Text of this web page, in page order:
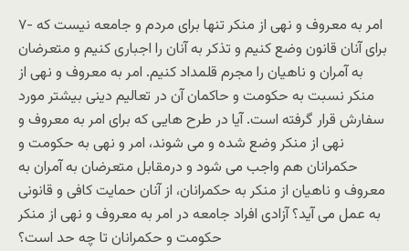
۷- امر به معروف و نهی از منکر تنها برای مردم و جامعه نيست که
برای آنان قانون وضع کنيم و تذکر به آنان را اجباری کنيم و متعرضان
به آمران و ناهيان را مجرم قلمداد کنيم. امر به معروف و نهی از
منکر نسبت به حکومت و حاکمان آن در تعاليم دينی بيشتر مورد
سفارش قرار گرفته است. آيا در طرح هايی که برای امر به معروف و
نهی از منکر وضع شده و می شوند، امر و نهی به حکومت و
حکمرانان هم واجب می شود و درمقابل متعرضان به آمران به
معروف و ناهيان از منکر به حکمرانان، از آنان حمايت کافی و قانونی
به عمل می آيد؟ آزادی افراد جامعه در امر به معروف و نهی از منکر
حکومت و حکمرانان تا چه حد است؟